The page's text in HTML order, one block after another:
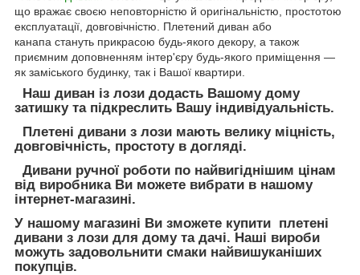
що вражає своєю неповторністю й оригінальністю, простотою
експлуатації, довговічністю. Плетений диван або
канапа стануть прикрасою будь-якого декору, а також
приємним доповненням інтер'єру будь-якого приміщення —
як заміського будинку, так і Вашої квартири.
Наш диван із лози додасть Вашому дому
затишку та підкреслить Вашу індивідуальність.
Плетені дивани з лози мають велику міцність,
довговічність, простоту в догляді.
Дивани ручної роботи по найвигіднішим цінам
від виробника Ви можете вибрати в нашому
інтернет-магазині.
У нашому магазині Ви зможете купити плетені
дивани з лози для дому та дачі. Наші вироби
можуть задовольнити смаки найвишуканіших
покупців.